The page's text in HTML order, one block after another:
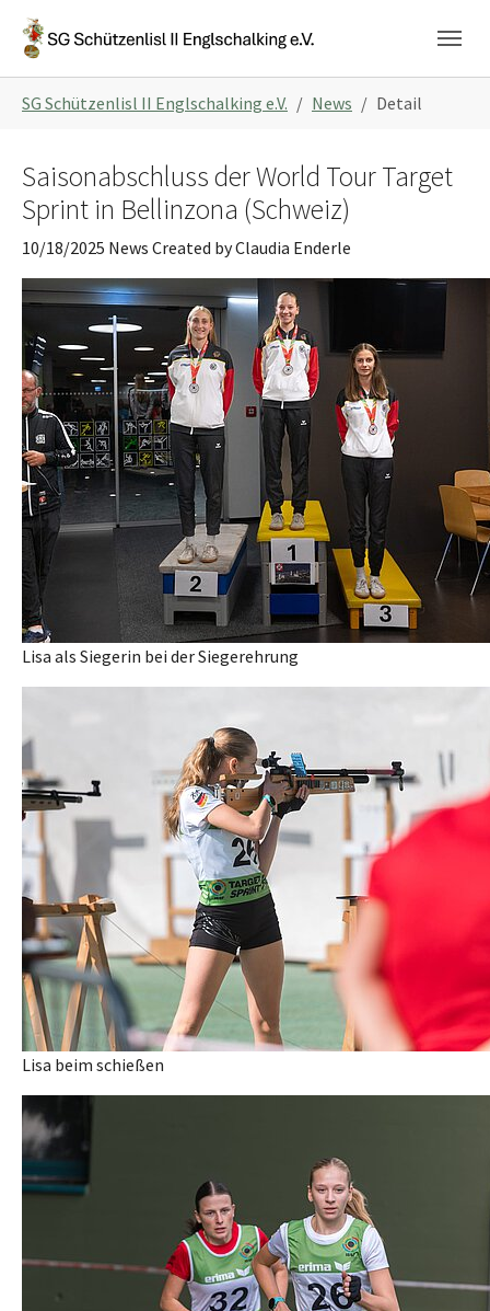
Skip to main navigation
Skip to main content
Skip to page footer
SG Schützenlisl II Englschalking e.V. News Detail
Saisonabschluss der World Tour Target
Sprint in Bellinzona (Schweiz)
10/18/2025 News Created byClaudia Enderle
Lisa als Siegerin bei der Siegerehrung
Lisa beim schießen